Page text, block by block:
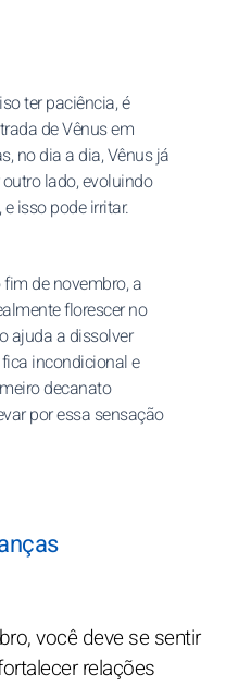
ter paciência, é
de Vênus em
no dia a dia, Vênus já
lado, evoluindo
isso pode irritar.
de novembro, a
florescer no
ajuda a dissolver
incondicional e
decanato
por essa sensação
você deve se sentir
relações